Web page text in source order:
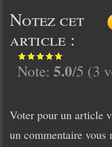
Notez cet
article :
Note: 5.0/5 (3
Voter pour un article
un commentaire vous